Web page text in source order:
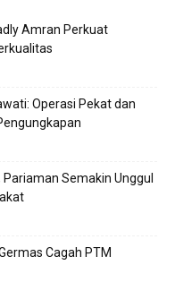
Amran Perkuat
Operasi Pekat dan
Semakin Unggul
Cagah PTM